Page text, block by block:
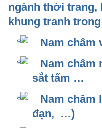
ngành thời trang,
khung tranh
Nam châm
Nam châm
sắt tấm …
Nam châm
đạn, …)